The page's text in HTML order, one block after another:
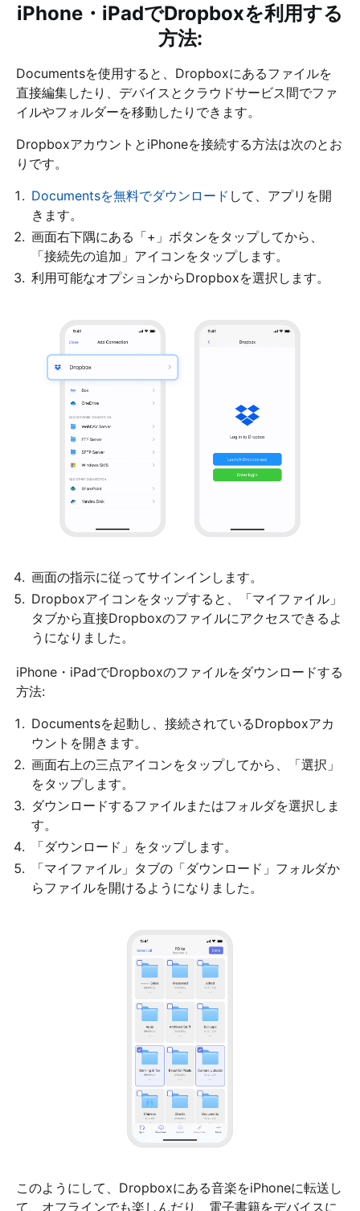
iPhone・iPadでDropboxを利用する
方法:
Documentsを使用すると、Dropboxにあるファイルを
直接編集したり、デバイスとクラウドサービス間でファ
イルやフォルダーを移動したりできます。
DropboxアカウントとiPhoneを接続する方法は次のとお
りです。
Documentsを無料でダウンロード して、アプリを開
きます。
画面右下隅にある「+」ボタンをタップしてから、
「接続先の追加」アイコンをタップします。
利用可能なオプションからDropboxを選択します。
画面の指示に従ってサインインします。
Dropboxアイコンをタップすると、「マイファイル」
タブから直接Dropboxのファイルにアクセスできるよ
うになりました。
iPhone・iPadでDropboxのファイルをダウンロードする
方法:
Documentsを起動し、接続されているDropboxアカ
ウントを開きます。
画面右上の三点アイコンをタップしてから、「選択」
をタップします。
ダウンロードするファイルまたはフォルダを選択しま
す。
「ダウンロード」をタップします。
「マイファイル」タブの「ダウンロード」フォルダか
らファイルを開けるようになりました。
このようにして、Dropboxにある音楽をiPhoneに転送し
て、オフラインでも楽しんだり、電子書籍をデバイスに